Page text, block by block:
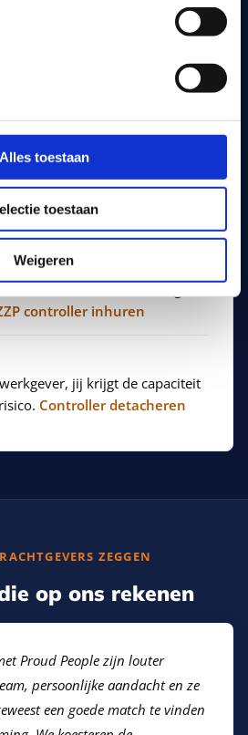
Alles toestaan
toestaan
Weigeren
vorm? Vergelijk hiernaast de
interim finance.
inzetbaar, flexibel opschalen
flexibele inhuur, geen
controller inhuren
jij krijgt de capaciteit
Controller detacheren
ZEGGEN
op ons rekenen
Proud People zijn louter
persoonlijke aandacht en ze
een goede match te vinden